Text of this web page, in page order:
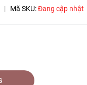
| Mã SKU:Đang cập nhật